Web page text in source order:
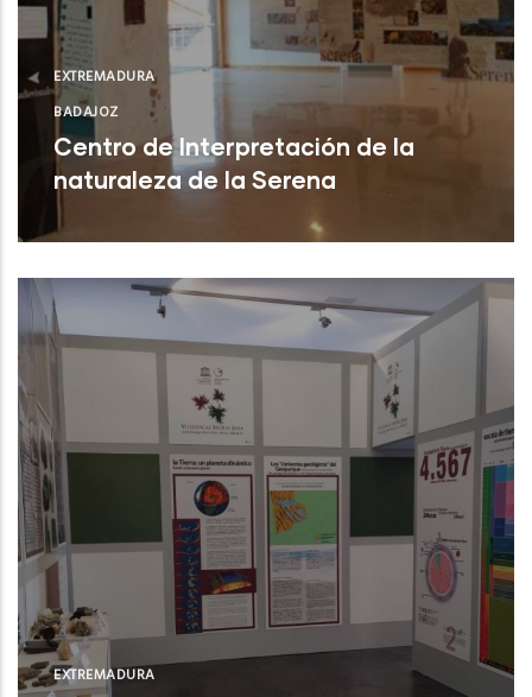
EXTREMADURA
BADAJOZ
Centro de Interpretación de la
naturaleza de la Serena
Castuera (Badajoz)
EXTREMADURA